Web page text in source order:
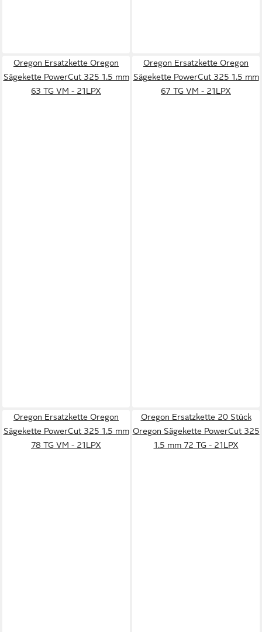
Oregon Ersatzkette Oregon
Sägekette PowerCut 325 1.5 mm
63 TG VM - 21LPX
Oregon Ersatzkette Oregon
Sägekette PowerCut 325 1.5 mm
67 TG VM - 21LPX
Oregon Ersatzkette Oregon
Sägekette PowerCut 325 1.5 mm
78 TG VM - 21LPX
Oregon Ersatzkette 20 Stück
Oregon Sägekette PowerCut 325
1.5 mm 72 TG - 21LPX